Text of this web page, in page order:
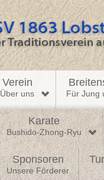
Verein
Über uns Für Jung
Karate
Bushido-Zhong-Ryu
Sponsoren
Unsere Förderer